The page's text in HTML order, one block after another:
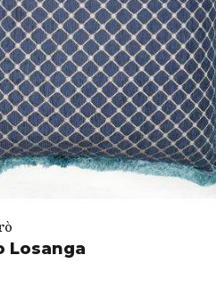
Losanga